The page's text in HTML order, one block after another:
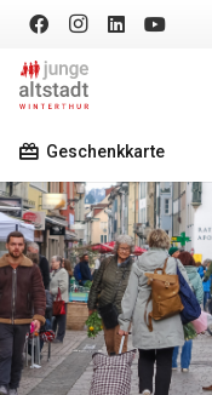
Geschenkkarte